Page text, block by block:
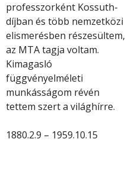
professzorként Kossuth-
díjban és több nemzetközi
elismerésben részesültem,
az MTA tagja voltam.
Kimagasló
függvényelméleti
munkásságom révén
tettem szert a világhírre.
1880.2.9 – 1959.10.15